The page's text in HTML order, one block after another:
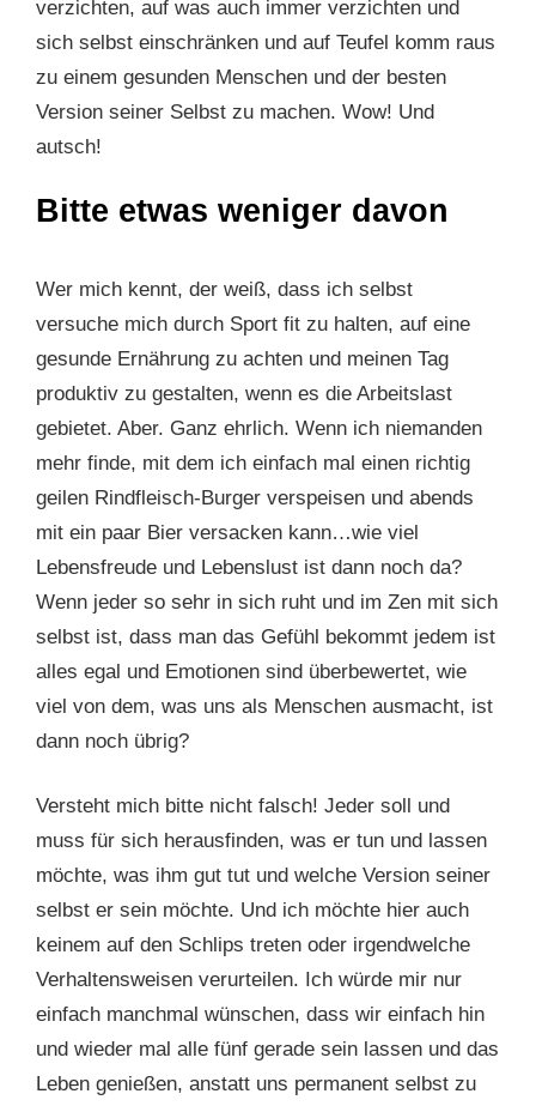
verzichten, auf was auch immer verzichten und
sich selbst einschränken und auf Teufel komm raus
zu einem gesunden Menschen und der besten
Version seiner Selbst zu machen. Wow! Und
autsch!
Bitte etwas weniger davon
Wer mich kennt, der weiß, dass ich selbst
versuche mich durch Sport fit zu halten, auf eine
gesunde Ernährung zu achten und meinen Tag
produktiv zu gestalten, wenn es die Arbeitslast
gebietet. Aber. Ganz ehrlich. Wenn ich niemanden
mehr finde, mit dem ich einfach mal einen richtig
geilen Rindfleisch-Burger verspeisen und abends
mit ein paar Bier versacken kann…wie viel
Lebensfreude und Lebenslust ist dann noch da?
Wenn jeder so sehr in sich ruht und im Zen mit sich
selbst ist, dass man das Gefühl bekommt jedem ist
alles egal und Emotionen sind überbewertet, wie
viel von dem, was uns als Menschen ausmacht, ist
dann noch übrig?
Versteht mich bitte nicht falsch! Jeder soll und
muss für sich herausfinden, was er tun und lassen
möchte, was ihm gut tut und welche Version seiner
selbst er sein möchte. Und ich möchte hier auch
keinem auf den Schlips treten oder irgendwelche
Verhaltensweisen verurteilen. Ich würde mir nur
einfach manchmal wünschen, dass wir einfach hin
und wieder mal alle fünf gerade sein lassen und das
Leben genießen, anstatt uns permanent selbst zu